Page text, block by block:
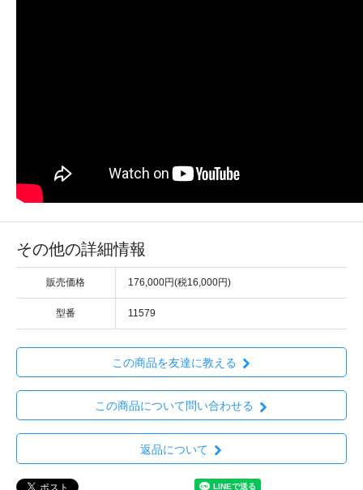
その他の詳細情報
販売価格 176,000円(税16,000円)
型番 11579
この商品を友達に教える
この商品について問い合わせる
返品について